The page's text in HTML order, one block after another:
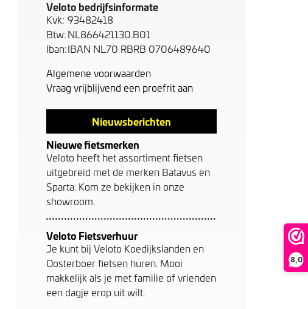
8,0
Veloto bedrijfsinformate
Kvk: 93482418
Btw:NL866421130.B01
Iban:IBAN NL70 RBRB 0706489640
Algemene voorwaarden
Vraag vrijblijvend een proefrit aan
Nieuwsberichten
Nieuwe fietsmerken
Veloto heeft het assortiment fietsen
uitgebreid met de merken Batavus en
Sparta. Kom ze bekijken in onze
showroom.
Veloto Fietsverhuur
Je kunt bij Veloto Koedijkslanden en
Oosterboer fietsen huren. Mooi
makkelijk als je met familie of vrienden
een dagje erop uit wilt.